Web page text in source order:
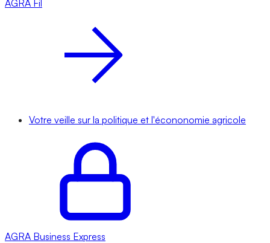
AGRA Fil
Votre veille sur la politique et l'écononomie agricole
AGRA Business Express